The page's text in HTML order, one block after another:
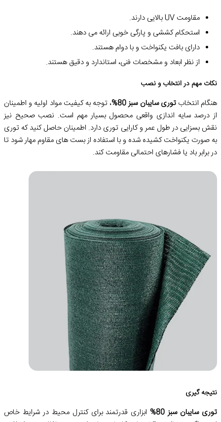
مقاومت UV بالایی دارند.
استحکام کششی و پارگی خوبی ارائه می دهند.
دارای بافت یکنواخت و با دوام هستند.
از نظر ابعاد و مشخصات فنی، استاندارد و دقیق هستند.
نکات مهم در انتخاب و نصب
هنگام انتخابتوری سایبان سبز 80%
، توجه به کیفیت مواد اولیه و اطمینان
از درصد سایه اندازی واقعی محصول بسیار مهم است. نصب صحیح نیز
نقش بسزایی در طول عمر و کارایی توری دارد. اطمینان حاصل کنید که توری
به صورت یکنواخت کشیده شده و با استفاده از بست های مقاوم مهار شود تا
در برابر باد یا فشارهای احتمالی مقاومت کند.
نتیجه گیری
توری سایبان سبز 80%
ابزاری قدرتمند برای کنترل محیط در شرایط خاص